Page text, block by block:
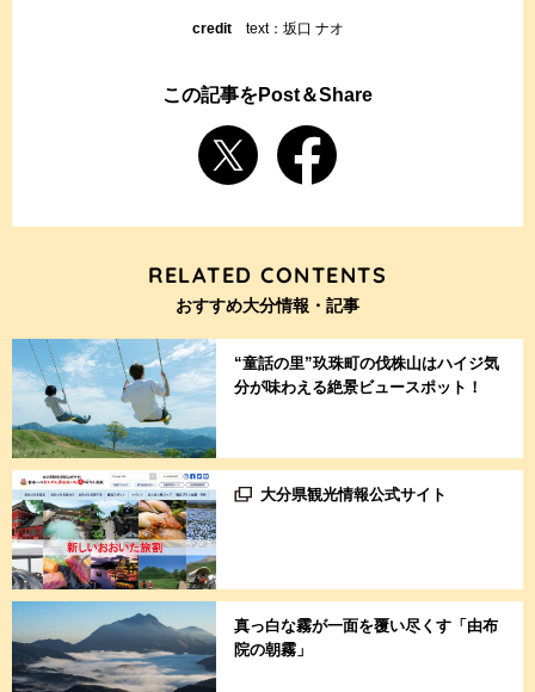
credittext：坂口 ナオ
この記事をPost＆Share
RELATED CONTENTS
おすすめ大分情報・記事
“童話の里”玖珠町の伐株山はハイジ気
分が味わえる絶景ビュースポット！
大分県観光情報公式サイト
真っ白な霧が一面を覆い尽くす「由布
院の朝霧」